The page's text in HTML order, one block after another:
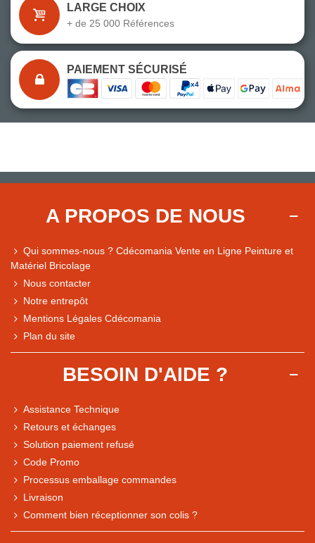
Comparaison des performances du magasin
LARGE CHOIX
+ de 25 000 Références
PAIEMENT SÉCURISÉ
A PROPOS DE NOUS
Qui sommes-nous ? Cdécomania Vente en Ligne Peinture et
Matériel Bricolage
Nous contacter
Notre entrepôt
Mentions Légales Cdécomania
Plan du site
BESOIN D'AIDE ?
Assistance Technique
Retours et échanges
Solution paiement refusé
Code Promo
Processus emballage commandes
Livraison
Comment bien réceptionner son colis ?